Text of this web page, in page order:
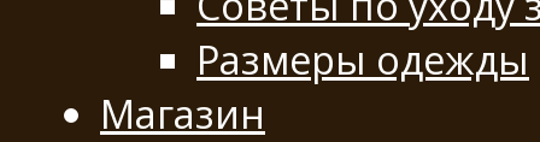
Размеры одежды
Магазин